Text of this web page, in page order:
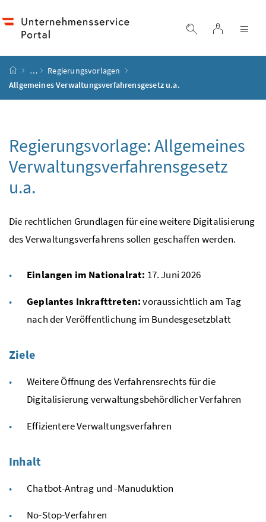
SucheLogin
Startseite
…
Regierungsvorlagen
Allgemeines Verwaltungsverfahrensgesetz u.a.
Regierungsvorlage: Allgemeines
Verwaltungsverfahrensgesetz
u.a.
Die rechtlichen Grundlagen für eine weitere Digitalisierung
des Verwaltungsverfahrens sollen geschaffen werden.
Einlangen im Nationalrat: 17. Juni 2026
Geplantes Inkrafttreten:voraussichtlich am Tag
nach der Veröffentlichung im Bundesgesetzblatt
Ziele
Weitere Öffnung des Verfahrensrechts für die
Digitalisierung verwaltungsbehördlicher Verfahren
Effizientere Verwaltungsverfahren
Inhalt
Chatbot-Antrag und -Manuduktion
No-Stop-Verfahren